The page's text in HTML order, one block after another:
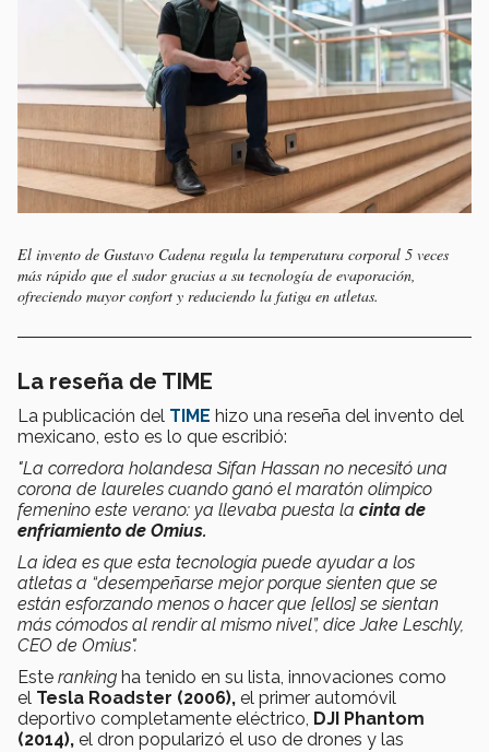
El invento de Gustavo Cadena regula la temperatura corporal 5 veces
más rápido que el sudor gracias a su tecnología de evaporación,
ofreciendo mayor confort y reduciendo la fatiga en atletas.
La reseña de TIME
La publicación del TIME hizo una reseña del invento del
mexicano, esto es lo que escribió:
"La corredora holandesa Sifan Hassan no necesitó una
corona de laureles cuando ganó el maratón olímpico
femenino este verano: ya llevaba puesta la cinta de
enfriamiento de Omius.
La idea es que esta tecnología puede ayudar a los
atletas a “desempeñarse mejor porque sienten que se
están esforzando menos o hacer que [ellos] se sientan
más cómodos al rendir al mismo nivel”, dice Jake Leschly,
CEO de Omius".
Este ranking ha tenido en su lista, innovaciones como
el Tesla Roadster (2006), el primer automóvil
deportivo completamente eléctrico, DJI Phantom
(2014), el dron popularizó el uso de drones y las